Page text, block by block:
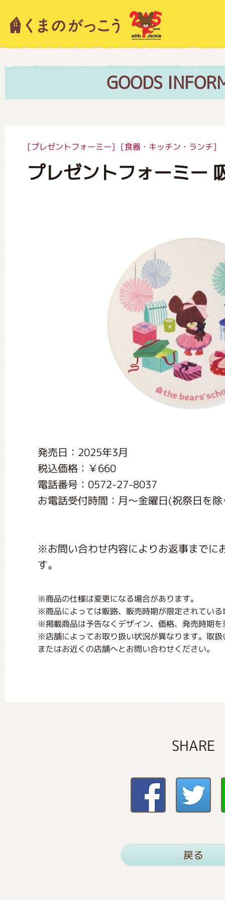
GOODS
[プレゼントフォーミー] [食器・キッチン・ランチ]
プレゼントフォーミー
発売日：2025年3月
税込価格：￥660
電話番号：0572-27-8037
お電話受付時間：月〜金曜日(祝祭日を
※お問い合わせ内容によりお返事までに
す。
※商品の仕様は変更になる場合があります。
※商品によっては販路、販売時期が限定されてい
※掲載商品は予告なくデザイン、価格、発売時期
※店舗によってお取り扱い状況が異なります。取
またはお近くの店舗へとお問い合わせください。
SHARE
戻る
キャラクター紹介
絵本・作家紹介
グッズインフォメーション
ミュージカル・コンサート
おたのしみコンテンツ(クイズ・
くまのがっこう しょくいんしつ
くまのがっこう 家庭科部